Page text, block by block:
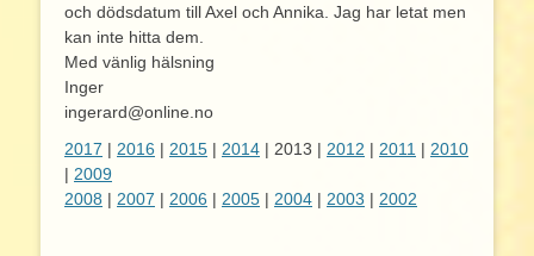
och dödsdatum till Axel och Annika. Jag har letat men
kan inte hitta dem.
Med vänlig hälsning
Inger
ingerard@online.no
2017 | 2016 | 2015 | 2014 | 2013 | 2012 | 2011 | 2010
| 2009
2008 | 2007 | 2006 | 2005 | 2004 | 2003 | 2002